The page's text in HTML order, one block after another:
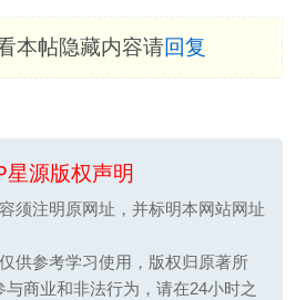
本帖隐藏内容请回复
星源版权声明
须注明原网址，并标明本网站网址
供参考学习使用，版权归原著所
商业和非法行为，请在24小时之